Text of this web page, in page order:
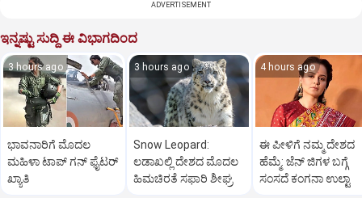
ADVERTISEMENT
ಇನ್ನಷ್ಟು ಸುದ್ದಿ ಈ ವಿಭಾಗದಿಂದ
3 hours ago
ಭಾವನಾರಿಗೆ ಮೊದಲ
ಮಹಿಳಾ ಟಾಪ್‌ ಗನ್‌ ಫೈಟರ್‌
ಖ್ಯಾತಿ
3 hours ago
Snow Leopard:
ಲಡಾಖಲ್ಲಿ ದೇಶದ ಮೊದಲ
ಹಿಮಚಿರತೆ ಸಫಾರಿ ಶೀಘ್ರ
4 hours ago
ಈ ಪೀಳಿಗೆ ನಮ್ಮ ದೇಶದ
ಹೆಮ್ಮೆ: ಜೆನ್‌ ಜಿಗಳ ಬಗ್ಗೆ
ಸಂಸದೆ ಕಂಗನಾ ಉಲ್ಟಾ